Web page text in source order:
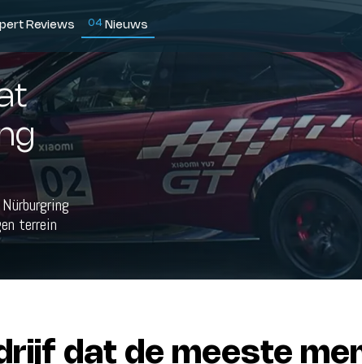
Reviews 04 Nieuws
terrein
dat de meeste